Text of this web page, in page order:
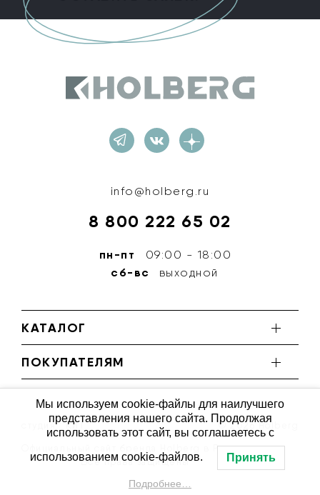
info@holberg.ru
8 800 222 65 02
пн-пт 09:00 - 18:00
сб-вс выходной
КАТАЛОГ
ПОКУПАТЕЛЯМ
студия ''КИТ''
Официальный сайт бренда Holberg в России
Все права защищены
© 2026 Holberg
Мы используем cookie-файлы для наилучшего
представления нашего сайта. Продолжая
использовать этот сайт, вы соглашаетесь с
использованием cookie-файлов. Принять
Подробнее…